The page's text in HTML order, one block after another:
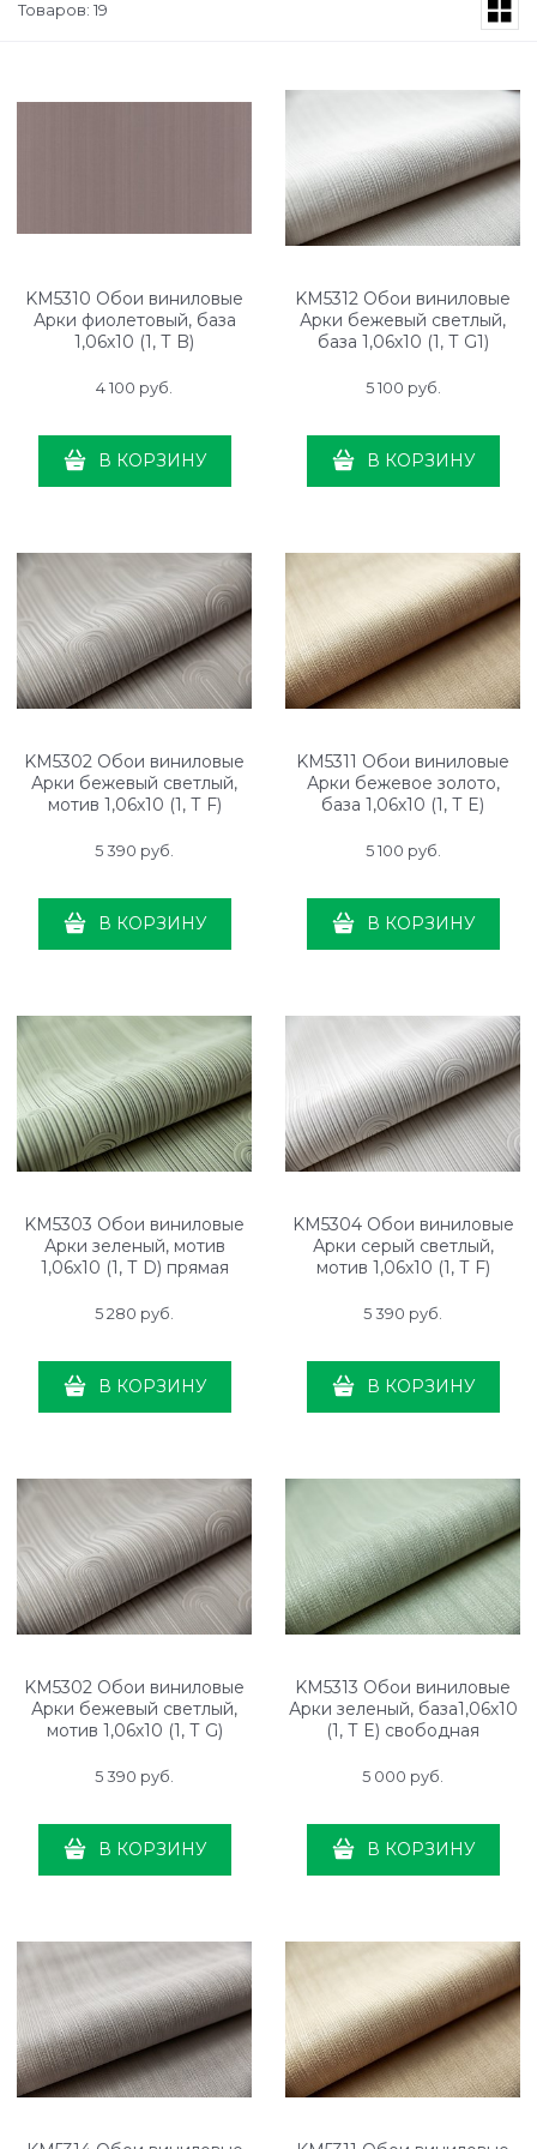
Товаров: 19
KM5310 Обои виниловые
Арки фиолетовый, база
1,06х10 (1, Т B)
4 100 руб.
В КОРЗИНУ
KM5312 Обои виниловые
Арки бежевый светлый,
база 1,06х10 (1, Т G1)
5 100 руб.
В КОРЗИНУ
KM5302 Обои виниловые
Арки бежевый светлый,
мотив 1,06х10 (1, Т F)
5 390 руб.
В КОРЗИНУ
KM5311 Обои виниловые
Арки бежевое золото,
база 1,06х10 (1, Т E)
5 100 руб.
В КОРЗИНУ
KM5303 Обои виниловые
Арки зеленый, мотив
1,06х10 (1, Т D) прямая
5 280 руб.
В КОРЗИНУ
KM5304 Обои виниловые
Арки серый светлый,
мотив 1,06х10 (1, Т F)
5 390 руб.
В КОРЗИНУ
KM5302 Обои виниловые
Арки бежевый светлый,
мотив 1,06х10 (1, Т G)
5 390 руб.
В КОРЗИНУ
KM5313 Обои виниловые
Арки зеленый, база1,06х10
(1, Т E) свободная
5 000 руб.
В КОРЗИНУ